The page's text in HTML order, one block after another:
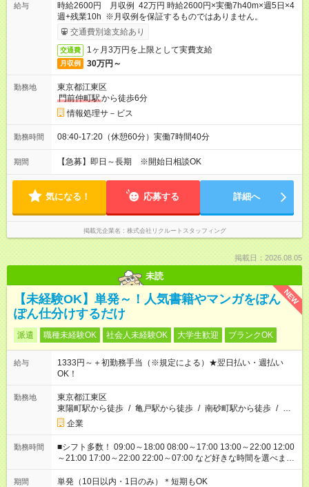
給与
時給2600円 月収例 42万円 時給2600円×実働7h40m×週5日×4
週+残業10h ※月収例を保証するものではありません。
交通費別途支給あり
交通費 1ヶ月3万円を上限として実費支給
月収例 30万円～
勤務地
東京都江東区
門前仲町駅から徒歩6分
情報処理サ－ビス
勤務時間 08:40-17:20（休憩60分）実働7時間40分
期間 【急募】即日～長期 ※開始日相談OK
気になる！ 応募する 詳細へ
掲載元企業名 株式会社リクルートスタッフィング
掲載日：2026.08.05
未読
NEW
【未経験OK】単発～！人気書籍やマンガをぽん
ぽん仕分けするだけ
派遣 職種未経験OK 社会人未経験OK 大学生歓迎 ブランクOK
給与
1333円～＋初勤務手当（※規定による）★翌日払い・週払い
OK！
勤務地
東京都江東区
東陽町駅から徒歩 / 亀戸駅から徒歩 / 南砂町駅から徒歩 / …
企業
勤務時間
■シフト多数！ 09:00～18:00 08:00～17:00 13:00～22:00 12:00
～21:00 17:00～22:00 22:00～07:00 など好きな時間を選べま
す！
期間 単発（10日以内・1日のみ）＊短期もOK